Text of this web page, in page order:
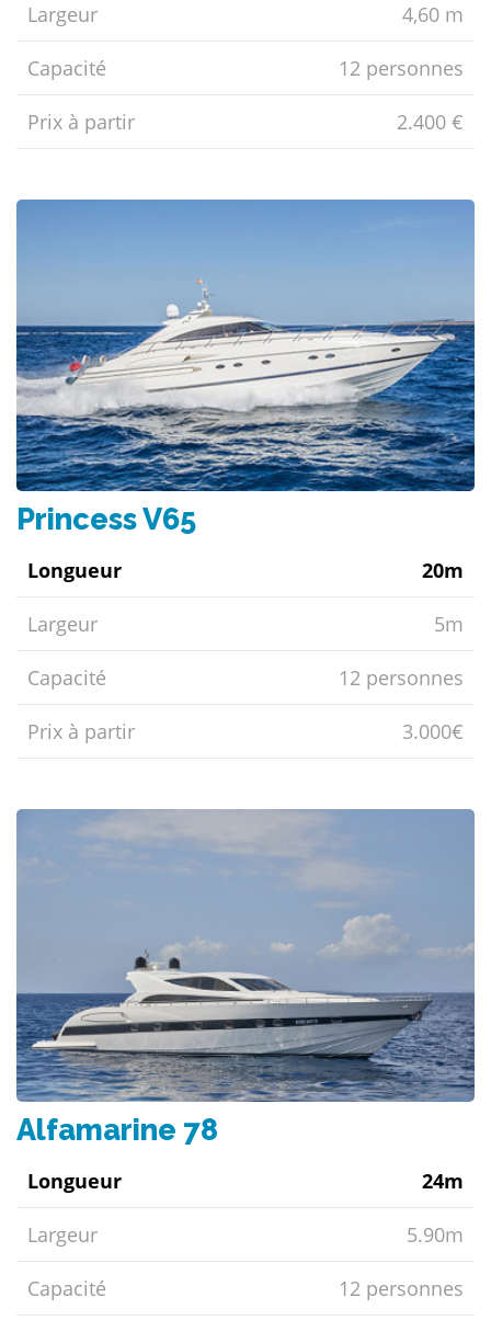
Largeur 4,60 m
Capacité 12 personnes
Prix ​​à partir 2.400 €
Princess V65
Longueur 20m
Largeur 5m
Capacité 12 personnes
Prix ​​à partir 3.000€
Alfamarine 78
Longueur 24m
Largeur 5.90m
Capacité 12 personnes